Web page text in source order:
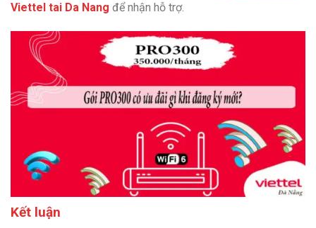
Viettel tai Da Nang để nhận hỗ trợ.
Kết luận